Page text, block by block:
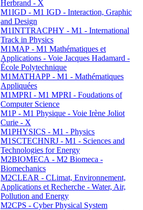
Herbrand - X
M1IGD - M1 IGD - Interaction, Graphic
and Design
M1INTTRACPHY - M1 - International
Track in Physics
M1MAP - M1 Mathématiques et
Applications - Voie Jacques Hadamard -
École Polytechnique
M1MATHAPP - M1 - Mathématiques
Appliquées
M1MPRI - M1 MPRI - Foudations of
Computer Science
M1P - M1 Physique - Voie Irène Joliot
Curie - X
M1PHYSICS - M1 - Physics
M1SCTECHNRJ - M1 - Sciences and
Technologies for Energy
M2BIOMECA - M2 Biomeca -
Biomechanics
M2CLEAR - CLimat, Environnement,
Applications et Recherche - Water, Air,
Pollution and Energy
M2CPS - Cyber Physical System